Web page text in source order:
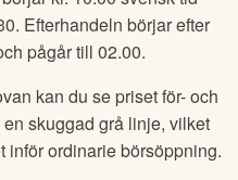
Efterhandeln börjar efter
pågår till 02.00.
kan du se priset för- och
skuggad grå linje, vilket
inför ordinarie börsöppning.